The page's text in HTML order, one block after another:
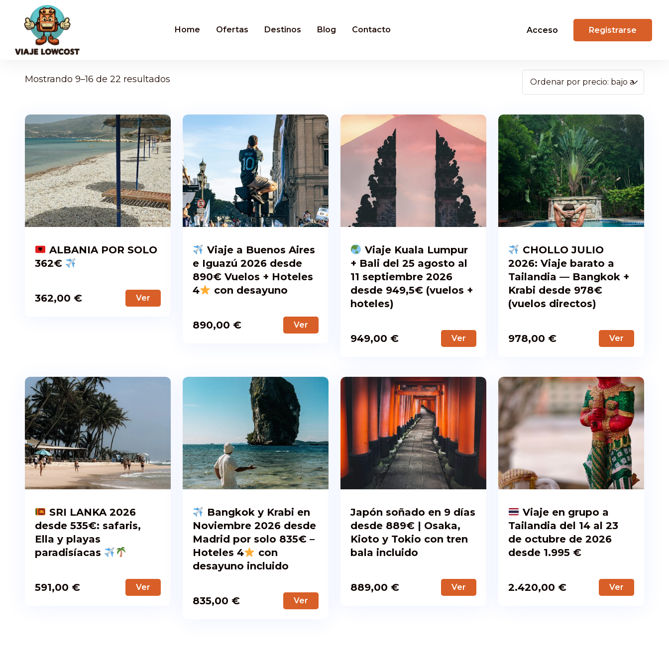
Home Ofertas Destinos Blog Contacto Acceso Registrarse
Mostrando 9–16 de 22 resultados
ALBANIA POR SOLO
362€
362,00 € Ver
Viaje a Buenos Aires
e Iguazú 2026 desde
890€ Vuelos + Hoteles
4
con desayuno
890,00 € Ver
Viaje Kuala Lumpur
+ Bali del 25 agosto al
11 septiembre 2026
desde 949,5€ (vuelos +
hoteles)
949,00 € Ver
CHOLLO JULIO
2026: Viaje barato a
Tailandia — Bangkok +
Krabi desde 978€
(vuelos directos)
978,00 € Ver
SRI LANKA 2026
desde 535€: safaris,
Ella y playas
paradisíacas
591,00 € Ver
Bangkok y Krabi en
Noviembre 2026 desde
Madrid por solo 835€ –
Hoteles 4
con
desayuno incluido
835,00 € Ver
Japón soñado en 9 días
desde 889€ | Osaka,
Kioto y Tokio con tren
bala incluido
889,00 € Ver
Viaje en grupo a
Tailandia del 14 al 23
de octubre de 2026
desde 1.995 €
2.420,00 € Ver